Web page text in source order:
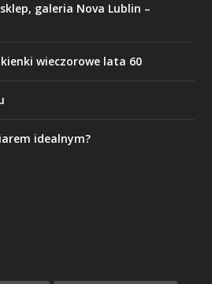
galeria Nova Lublin –
wieczorowe lata 60
idealnym?